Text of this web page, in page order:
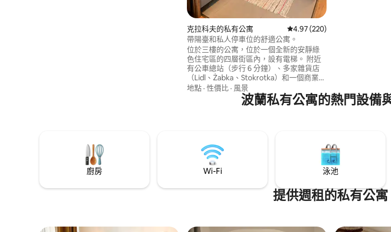
克拉科夫的私有公寓 從 220 則評價中獲得 4.97 的平
4.97 (220)
帶陽臺和私人停車位的舒適公寓。
位於三樓的公寓，位於一個全新的安靜綠
色住宅區的四層街區內，設有電梯。 附近
有公車總站（步行 6 分鐘）、多家雜貨店
（Lidl、Żabka、Stokrotka）和一個商業中
心（Shell、Motorola、Nokia、
Jagiellońskie Centrum Innowacji）。 瓦
維爾城堡（皇家城堡） -8.5公裏 巴利采機
地點 · 性價比 · 風景
波蘭私有公寓的熱門設備
廚房 Wi-Fi 泳池
提供週租的私有公寓